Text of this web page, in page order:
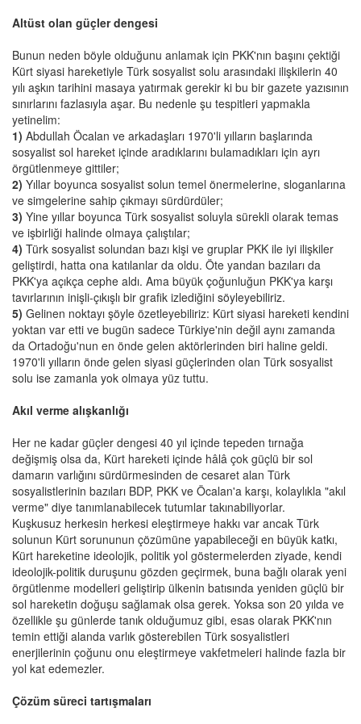
Altüst olan güçler dengesi
Bunun neden böyle olduğunu anlamak için PKK'nın başını çektiği
Kürt siyasi hareketiyle Türk sosyalist solu arasındaki ilişkilerin 40
yılı aşkın tarihini masaya yatırmak gerekir ki bu bir gazete yazısının
sınırlarını fazlasıyla aşar. Bu nedenle şu tespitleri yapmakla
yetinelim:
1) Abdullah Öcalan ve arkadaşları 1970'li yılların başlarında
sosyalist sol hareket içinde aradıklarını bulamadıkları için ayrı
örgütlenmeye gittiler;
2) Yıllar boyunca sosyalist solun temel önermelerine, sloganlarına
ve simgelerine sahip çıkmayı sürdürdüler;
3) Yine yıllar boyunca Türk sosyalist soluyla sürekli olarak temas
ve işbirliği halinde olmaya çalıştılar;
4) Türk sosyalist solundan bazı kişi ve gruplar PKK ile iyi ilişkiler
geliştirdi, hatta ona katılanlar da oldu. Öte yandan bazıları da
PKK'ya açıkça cephe aldı. Ama büyük çoğunluğun PKK'ya karşı
tavırlarının inişli-çıkışlı bir grafik izlediğini söyleyebiliriz.
5) Gelinen noktayı şöyle özetleyebiliriz: Kürt siyasi hareketi kendini
yoktan var etti ve bugün sadece Türkiye'nin değil aynı zamanda
da Ortadoğu'nun en önde gelen aktörlerinden biri haline geldi.
1970'li yılların önde gelen siyasi güçlerinden olan Türk sosyalist
solu ise zamanla yok olmaya yüz tuttu.
Akıl verme alışkanlığı
Her ne kadar güçler dengesi 40 yıl içinde tepeden tırnağa
değişmiş olsa da, Kürt hareketi içinde hâlâ çok güçlü bir sol
damarın varlığını sürdürmesinden de cesaret alan Türk
sosyalistlerinin bazıları BDP, PKK ve Öcalan'a karşı, kolaylıkla "akıl
verme" diye tanımlanabilecek tutumlar takınabiliyorlar.
Kuşkusuz herkesin herkesi eleştirmeye hakkı var ancak Türk
solunun Kürt sorununun çözümüne yapabileceği en büyük katkı,
Kürt hareketine ideolojik, politik yol göstermelerden ziyade, kendi
ideolojik-politik duruşunu gözden geçirmek, buna bağlı olarak yeni
örgütlenme modelleri geliştirip ülkenin batısında yeniden güçlü bir
sol hareketin doğuşu sağlamak olsa gerek. Yoksa son 20 yılda ve
özellikle şu günlerde tanık olduğumuz gibi, esas olarak PKK'nın
temin ettiği alanda varlık gösterebilen Türk sosyalistleri
enerjilerinin çoğunu onu eleştirmeye vakfetmeleri halinde fazla bir
yol kat edemezler.
Çözüm süreci tartışmaları